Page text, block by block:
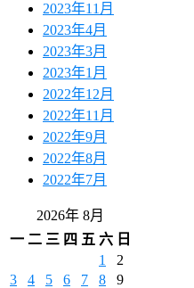
2023年11月
2023年4月
2023年3月
2023年1月
2022年12月
2022年11月
2022年9月
2022年8月
2022年7月
2026年 8月
一 二 三 四 五 六 日
1
2
3
4 5 6 7 8
9